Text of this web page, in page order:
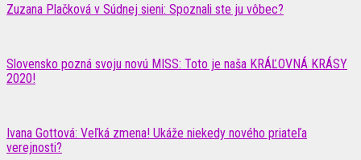
Zuzana Plačková v Súdnej sieni: Spoznali ste ju vôbec?
Slovensko pozná svoju novú MISS: Toto je naša KRÁĽOVNÁ KRÁSY
2020!
Ivana Gottová: Veľká zmena! Ukáže niekedy nového priateľa
verejnosti?